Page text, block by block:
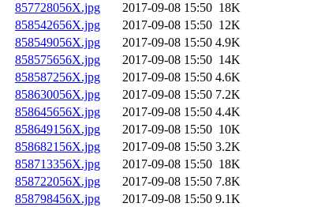
857728056X.jpg
2017-09-08 15:50 18K
858542656X.jpg
2017-09-08 15:50 12K
858549056X.jpg
2017-09-08 15:50 4.9K
858575656X.jpg
2017-09-08 15:50 14K
858587256X.jpg
2017-09-08 15:50 4.6K
858630056X.jpg
2017-09-08 15:50 7.2K
858645656X.jpg
2017-09-08 15:50 4.4K
858649156X.jpg
2017-09-08 15:50 10K
858682156X.jpg
2017-09-08 15:50 3.2K
858713356X.jpg
2017-09-08 15:50 18K
858722056X.jpg
2017-09-08 15:50 7.8K
858798456X.jpg
2017-09-08 15:50 9.1K